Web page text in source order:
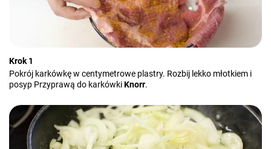
Krok 1
Pokrój karkówkę w centymetrowe plastry. Rozbij lekko młotkiem i
posyp Przyprawą do karkówkiKnorr.